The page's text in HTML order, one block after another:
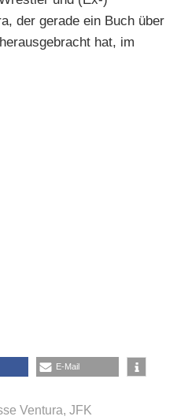
der gerade ein Buch über
hat, im
E-Mail
Ventura, JFK